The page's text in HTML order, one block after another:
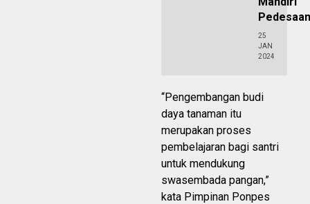
25
JAN
2024
“Pengembangan budi
daya tanaman itu
merupakan proses
pembelajaran bagi santri
untuk mendukung
swasembada pangan,”
kata Pimpinan Ponpes